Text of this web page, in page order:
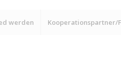
werden Kooperationspartner/